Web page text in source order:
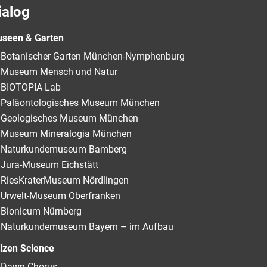
& Garten
Botanischer Garten München-Nymphenburg
Museum Mensch und Natur
BIOTOPIA Lab
Paläontologisches Museum München
Geologisches Museum München
Museum Mineralogia München
Naturkundemuseum Bamberg
Jura-Museum Eichstätt
RiesKraterMuseum Nördlingen
Urwelt-Museum Oberfranken
Bionicum Nürnberg
Naturkundemuseum Bayern – im Aufbau
Science